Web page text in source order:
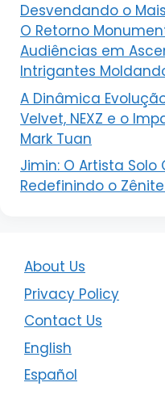
Desvendando o
O Retorno
Audiências em
Intrigantes
A Dinâmica
Velvet, NEXZ e o
Mark Tuan
Jimin: O Artista
Redefinindo o
About Us
Privacy Policy
Contact Us
English
Español